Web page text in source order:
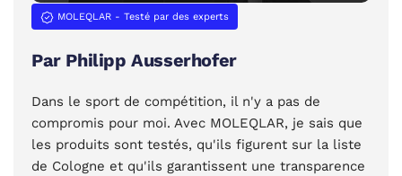
MOLEQLAR - Testé par des experts
Par Philipp Ausserhofer
Dans le sport de compétition, il n'y a pas de
compromis pour moi. Avec MOLEQLAR, je sais que
les produits sont testés, qu'ils figurent sur la liste
de Cologne et qu'ils garantissent une transparence